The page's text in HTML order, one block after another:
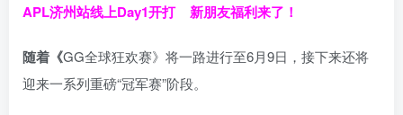
APL济州站线上Day1开打 新朋友福利来了！
随着《GG全球狂欢赛》将一路进行至6月9日，接下来还将
迎来一系列重磅“冠军赛”阶段。